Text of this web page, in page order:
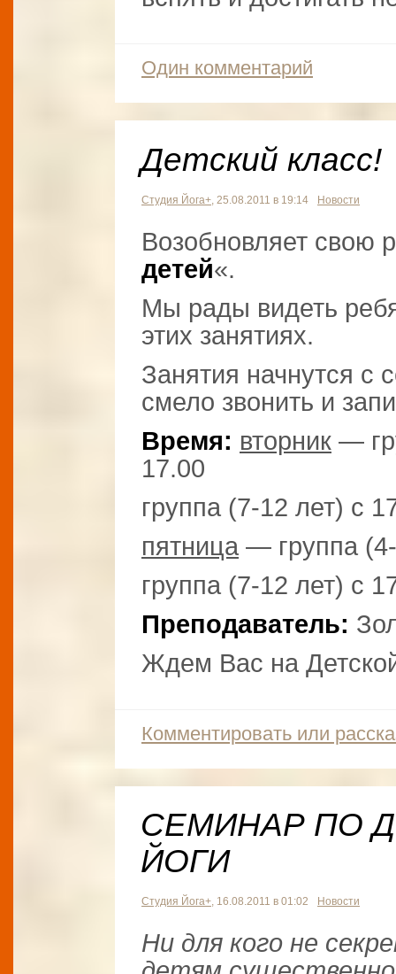
Один комментарий
Детский класс!
Студия Йога+ , 25.08.2011 в 19:14 Новости
Возобновляет свою
детей«.
Мы рады видеть
этих занятиях.
Занятия начнутся с
смело звонить и
Время: вторник —
17.00
группа (7-12 лет) с
пятница — группа
группа (7-12 лет) с
Преподаватель:
Ждем Вас на
Комментировать или
СЕМИНАР ПО
ЙОГИ
Студия Йога+, 16.08.2011 в 01:02 Новости
Ни для кого не